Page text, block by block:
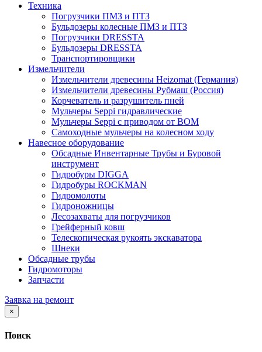
Техника
Погрузчики ПМЗ и ПТЗ
Бульдозеры колесные ПМЗ и ПТЗ
Погрузчики DRESSTA
Бульдозеры DRESSTA
Транспортировщики
Измельчители
Измельчители древесины Heizomat (Германия)
Измельчители древесины Рубмаш (Россия)
Корчеватель и разрушитель пней
Мульчеры Seppi гидравлические
Мульчеры Seppi с приводом от ВОМ
Самоходные мульчеры на колесном ходу
Навесное оборудование
Обсадные Инвентарные Трубы и Буровой
инструмент
Гидробуры DIGGA
Гидробуры ROCKMAN
Гидромолоты
Гидроножницы
Лесозахваты для погрузчиков
Грейферный ковш
Телескопическая рукоять экскаватора
Шнеки
Обсадные трубы
Гидромоторы
Запчасти
Заявка на ремонт
×
Поиск